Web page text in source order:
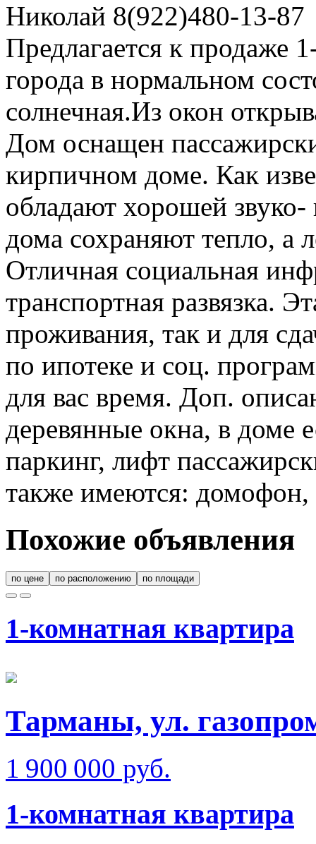
Николай 8(922)480-13-87
Предлагается к продаже
города в нормальном
солнечная.Из окон
Дом оснащен
кирпичном доме. Как
обладают хорошей звуко-
дома сохраняют тепло, а
Отличная социальная
транспортная развязка.
проживания, так и для
по ипотеке и соц.
для вас время. Доп.
деревянные окна, в доме
паркинг, лифт
также имеются:
Похожие объявления
по цене по расположению по площади
1-комнатная квартира
Тарманы, ул.
1 900 000 руб.
1-комнатная квартира